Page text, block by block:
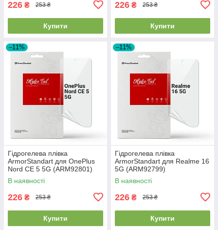
226 ₴ 253 ₴
Купити
226 ₴ 253 ₴
Купити
–11%
Гідрогелева плівка
ArmorStandart для OnePlus
Nord CE 5 5G (ARM92801)
В наявності
226 ₴ 253 ₴
Купити
–11%
Гідрогелева плівка
ArmorStandart для Realme 16
5G (ARM92799)
В наявності
226 ₴ 253 ₴
Купити